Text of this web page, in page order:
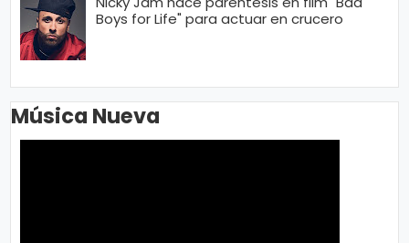
Boys for Life" para actuar en crucero
Música Nueva